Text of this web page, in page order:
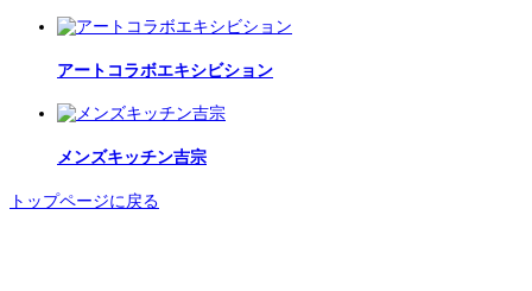
アートコラボエキシビション
メンズキッチン吉宗
トップページに戻る